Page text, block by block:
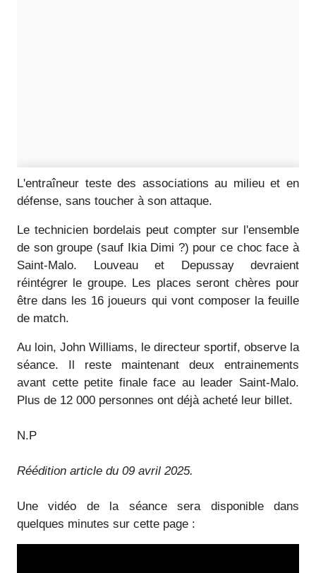
L'entraîneur teste des associations au milieu et en
défense, sans toucher à son attaque.
Le technicien bordelais peut compter sur l'ensemble
de son groupe (sauf Ikia Dimi ?) pour ce choc face à
Saint-Malo. Louveau et Depussay devraient
réintégrer le groupe. Les places seront chères pour
être dans les 16 joueurs qui vont composer la feuille
de match.
Au loin, John Williams, le directeur sportif, observe la
séance. Il reste maintenant deux entrainements
avant cette petite finale face au leader Saint-Malo.
Plus de 12 000 personnes ont déjà acheté leur billet.
N.P
Réédition article du 09 avril 2025.
Une vidéo de la séance sera disponible dans
quelques minutes sur cette page :